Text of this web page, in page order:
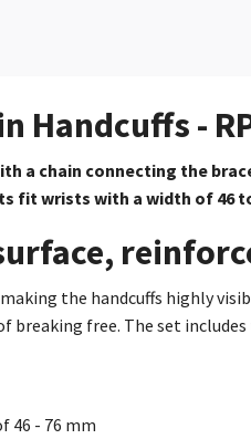
Handcuffs -
a chain connecting the
fit wrists with a width of 46
the handcuffs highly
breaking free. The set includes
46 - 76 mm